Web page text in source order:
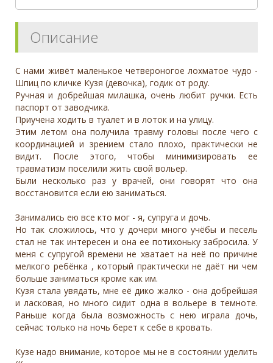
Описание
С нами живёт маленькое четвероногое лохматое чудо -
Шпиц по кличке Кузя (девочка), годик от роду.
Ручная и добрейшая милашка, очень любит ручки. Есть
паспорт от заводчика.
Приучена ходить в туалет и в лоток и на улицу.
Этим летом она получила травму головы после чего с
координацией и зрением стало плохо, практически не
видит. После этого, чтобы минимизировать ее
травматизм поселили жить свой вольер.
Были несколько раз у врачей, они говорят что она
восстановится если ею заниматься.
Занимались ею все кто мог - я, супруга и дочь.
Но так сложилось, что у дочери много учёбы и песель
стал не так интересен и она ее потихоньку забросила. У
меня с супругой времени не хватает на неё по причине
мелкого ребёнка , который практически не даёт ни чем
больше заниматься кроме как им.
Кузя стала увядать, мне её дико жалко - она добрейшая
и ласковая, но много сидит одна в вольере в темноте.
Раньше когда была возможность с нею играла дочь,
сейчас только на ночь берет к себе в кровать.
Кузе надо внимание, которое мы не в состоянии уделить